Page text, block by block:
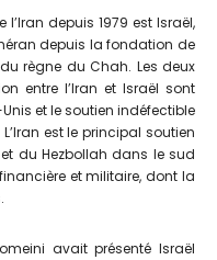
l’Iran depuis 1979 est Israël,
depuis la fondation de
règne du Chah. Les deux
entre l’Iran et Israël sont
et le soutien indéfectible
est le principal soutien
du Hezbollah dans le sud
et militaire, dont la
avait présenté Israël